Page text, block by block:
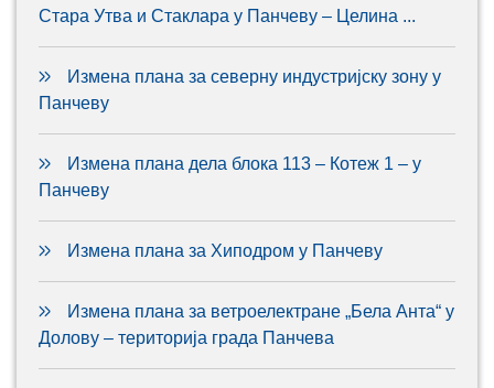
Стара Утва и Стаклара у Панчеву – Целина ...
Измена плана за северну индустријску зону у
Панчеву
Измена плана дела блока 113 – Котеж 1 – у
Панчеву
Измена плана за Хиподром у Панчеву
Измена плана за ветроелектране „Бела Анта“ у
Долову – територија града Панчева